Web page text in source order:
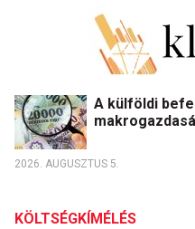
A külföldi
2026. AUGUSZTUS 5.
KÖLTSÉGKÍMÉLÉS